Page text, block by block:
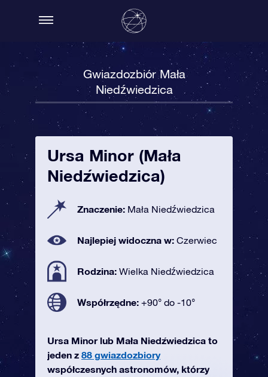
Gwiazdozbiór Mała
Niedźwiedzica
Ursa Minor (Mała
Niedźwiedzica)
Znaczenie: Mała Niedźwiedzica
Najlepiej widoczna w: Czerwiec
Rodzina: Wielka Niedźwiedzica
Współrzędne: +90° do -10°
Ursa Minor lub Mała Niedźwiedzica to
jeden z 88 gwiazdozbiory
współczesnych astronomów, którzy